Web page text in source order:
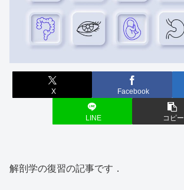
X Facebook
LINE コピー
解剖学の復習の記事です．